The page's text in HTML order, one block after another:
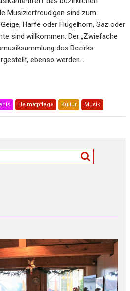
Musizierfreudigen sind zum
Harfe oder Flügelhorn, Saz oder
sind willkommen. Der „Zwiefache
des Bezirks
ebenso werden…
Heimatpflege Kultur Musik